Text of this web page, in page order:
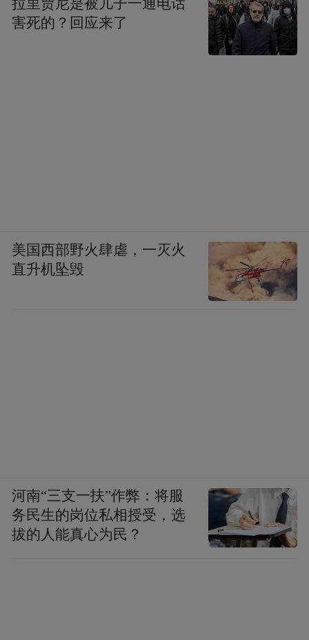
拉里贾尼是被儿子一通电话
害死的？回应来了
美国西部野火肆虐，一灭火
直升机坠毁
河南“三支一扶”作弊：将服
务民生的岗位私相授受，选
拔的人能真心为民？